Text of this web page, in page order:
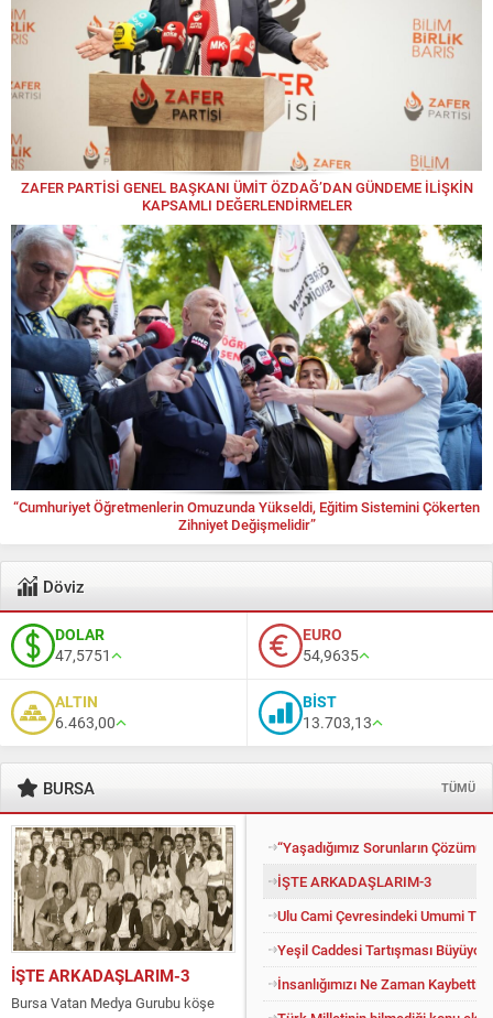
ZAFER PARTİSİ GENEL BAŞKANI ÜMİT ÖZDAĞ’DAN GÜNDEME İLİŞKİN
KAPSAMLI DEĞERLENDİRMELER
“Cumhuriyet Öğretmenlerin Omuzunda Yükseldi, Eğitim Sistemini Çökerten
Zihniyet Değişmelidir”
Döviz
DOLAR
47,5751
EURO
54,9635
ALTIN
6.463,00
BİST
13.703,13
BURSA TÜMÜ
İŞTE ARKADAŞLARIM-3
Bursa Vatan Medya Gurubu köşe
“Yaşadığımız Sorunların
İŞTE ARKADAŞLARIM-3
Ulu Cami Çevresindeki Umumi
Yeşil Caddesi Tartışması Büyüyor
İnsanlığımızı Ne Zaman Kaybettik?